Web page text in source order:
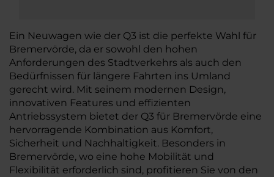
Ein Neuwagen wie der Q3 ist die perfekte Wahl für
Bremervörde, da er sowohl den hohen
Anforderungen des Stadtverkehrs als auch den
Bedürfnissen für längere Fahrten ins Umland
gerecht wird. Mit seinem modernen Design,
innovativen Features und effizienten
Antriebssystem bietet der Q3 für Bremervörde eine
hervorragende Kombination aus Komfort,
Sicherheit und Nachhaltigkeit. Besonders in
Bremervörde, wo eine hohe Mobilität und
Flexibilität erforderlich sind, profitieren Sie von den